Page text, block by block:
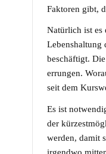
Faktoren gibt,
Natürlich ist es
Lebenshaltung
beschäftigt.
errungen.
seit dem
Es ist
der
werden, damit
irgendwo